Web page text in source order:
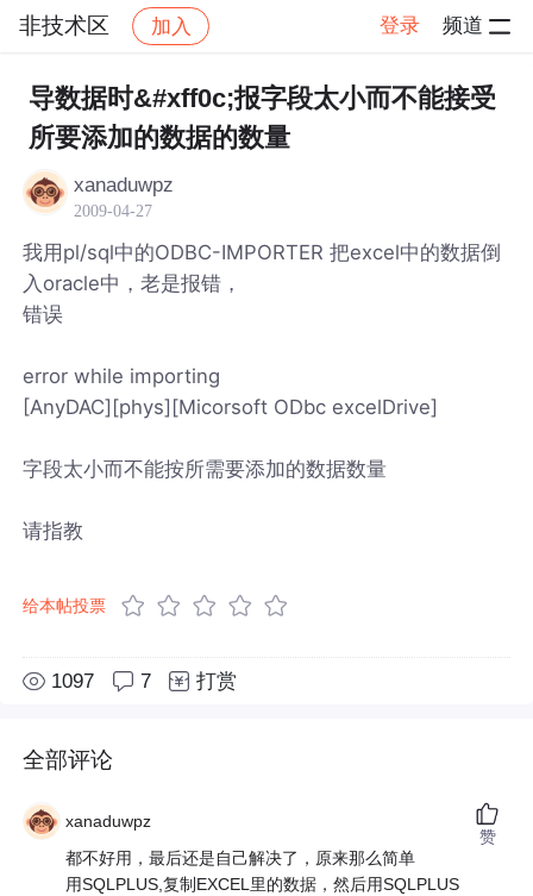
非技术区 加入 登录 频道
社区 非技术区 帖子详情
导数据时&#xff0c;报字段太小而不能接受
所要添加的数据的数量
xanaduwpz
2009-04-27
我用pl/sql中的ODBC-IMPORTER 把excel中的数据倒
入oracle中，老是报错，
错误
error while importing
[AnyDAC][phys][Micorsoft ODbc excelDrive]
字段太小而不能按所需要添加的数据数量
请指教
给本帖投票
1097 7 打赏
全部评论
xanaduwpz
都不好用，最后还是自己解决了，原来那么简单
用SQLPLUS,复制EXCEL里的数据，然后用SQLPLUS
赞